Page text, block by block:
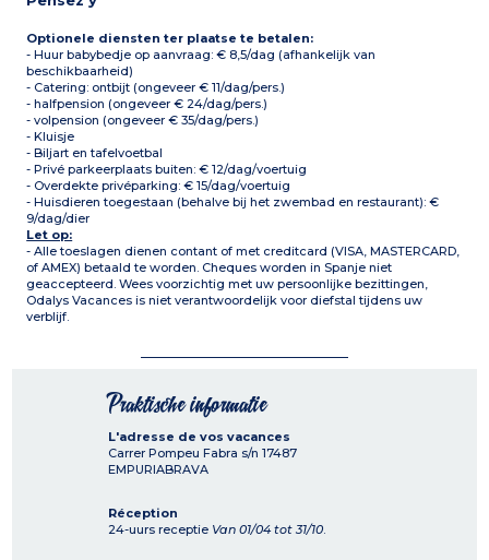
Optionele diensten ter plaatse te betalen:
- Huur babybedje op aanvraag: € 8,5/dag (afhankelijk van
beschikbaarheid)
- Catering: ontbijt (ongeveer € 11/dag/pers.)
- halfpension (ongeveer € 24/dag/pers.)
- volpension (ongeveer € 35/dag/pers.)
- Kluisje
- Biljart en tafelvoetbal
- Privé parkeerplaats buiten: € 12/dag/voertuig
- Overdekte privéparking: € 15/dag/voertuig
- Huisdieren toegestaan (behalve bij het zwembad en restaurant): €
9/dag/dier
Let op:
- Alle toeslagen dienen contant of met creditcard (VISA, MASTERCARD,
of AMEX) betaald te worden. Cheques worden in Spanje niet
geaccepteerd. Wees voorzichtig met uw persoonlijke bezittingen,
Odalys Vacances is niet verantwoordelijk voor diefstal tijdens uw
verblijf.
Praktische informatie
L'adresse de vos vacances
Carrer Pompeu Fabra s/n 17487
EMPURIABRAVA
Réception
24-uurs receptie Van 01/04 tot 31/10.